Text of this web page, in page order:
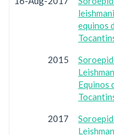
equinos
2015
Equinos
2017